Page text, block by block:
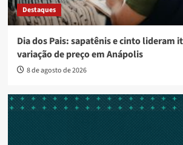
Destaques
Dia dos Pais: sapatênis e cinto lideram
variação de preço em Anápolis
8 de agosto de 2026